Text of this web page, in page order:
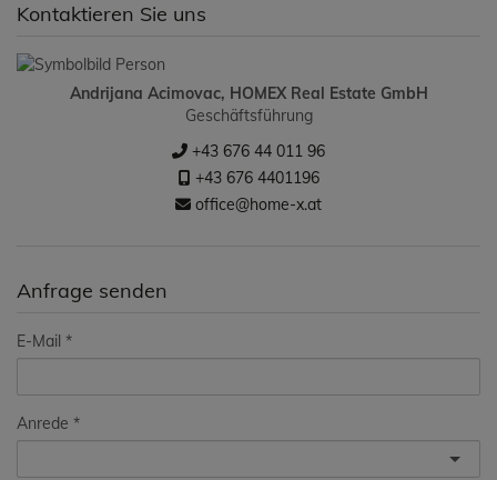
Kontaktieren Sie uns
Andrijana Acimovac, HOMEX Real Estate GmbH
Geschäftsführung
+43 676 44 011 96
+43 676 4401196
office@home-x.at
Anfrage senden
E-Mail
Anrede